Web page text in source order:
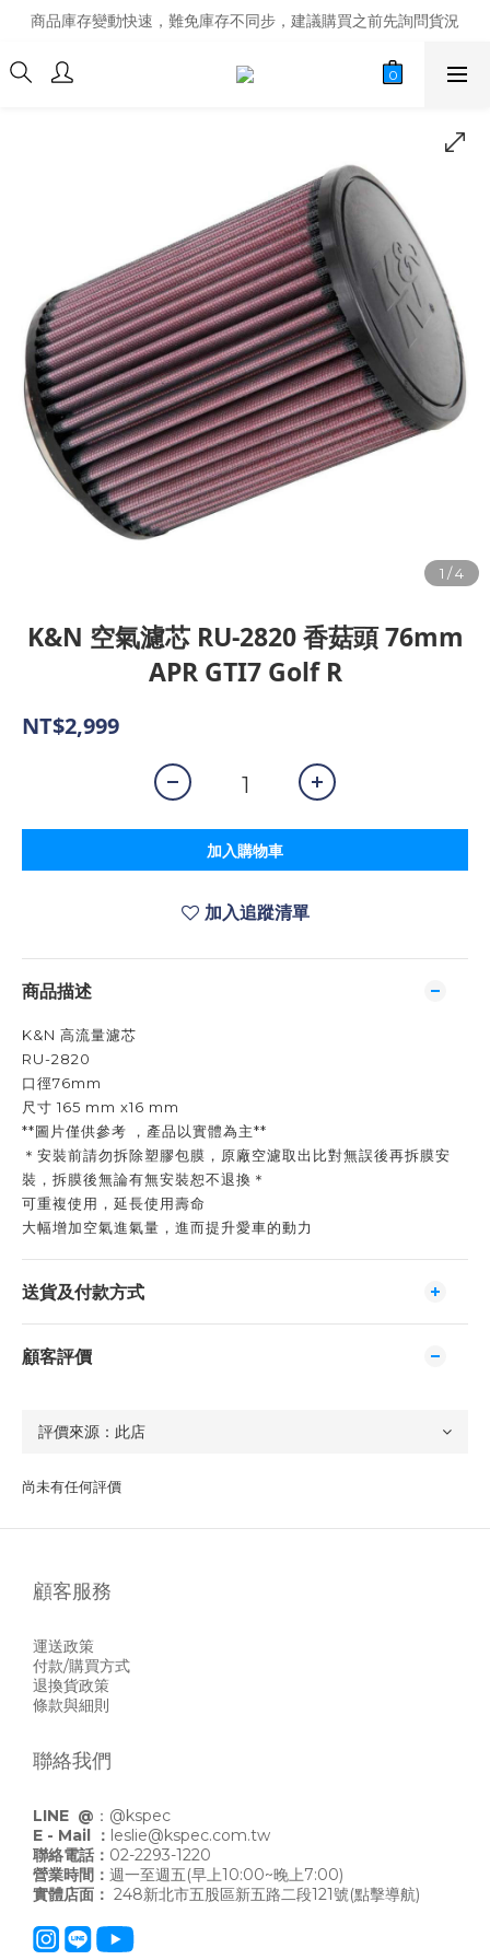
商品庫存變動快速，難免庫存不同步，建議購買之前先詢問貨況
商品庫存變動快速，難免庫存不同步，建議購買之前先詢問貨況
經營超過20年的改裝老字號，安全有保障
K&N 空氣濾芯 RU-2820 香菇頭 76mm
APR GTI7 Golf R
NT$2,999
加入購物車
加入追蹤清單
商品描述
K&N 高流量濾芯
RU-2820
口徑76mm
尺寸 165 mm x16 mm
**圖片僅供參考 ，產品以實體為主**
＊安裝前請勿拆除塑膠包膜，原廠空濾取出比對無誤後再拆膜安
裝，拆膜後無論有無安裝恕不退換＊
可重複使用，延長使用壽命
大幅增加空氣進氣量，進而提升愛車的動力
送貨及付款方式
顧客評價
尚未有任何評價
顧客服務
運送政策
付款/購買方式
退換貨政策
條款與細則
聯絡我們
LINE @ ： @kspec
E - Mail ： leslie@kspec.com.tw
聯絡電話： 02-2293-1220
營業時間： 週一至週五(早上10:00~晚上7:00)
實體店面： 248新北市五股區新五路二段121號(點擊導航)